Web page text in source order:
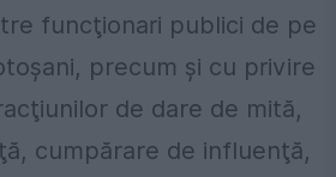
funcţionari publici de pe
precum şi cu privire
de dare de mită,
cumpărare de influenţă,